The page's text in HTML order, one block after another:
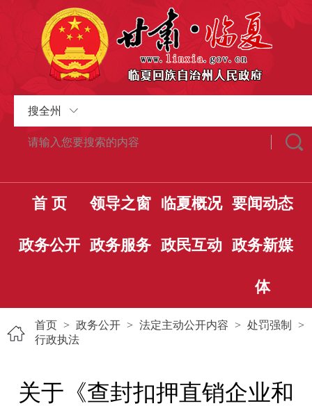
搜全州
首 页 领导之窗 临夏概况 要闻动态
政务公开 政务服务 政民互动 政务新媒
体
首页 > 政务公开 > 法定主动公开内容 > 处罚强制
>
行政执法
关于《查封扣押直销企业和